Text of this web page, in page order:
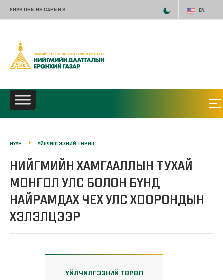
2026 ОНЫ 08 САРЫН 6 EN
НҮҮР ҮЙЛЧИЛГЭЭНИЙ ТӨРӨЛ
НИЙГМИЙН ХАМГААЛЛЫН ТУХАЙ
МОНГОЛ УЛС БОЛОН БҮНД
НАЙРАМДАХ ЧЕХ УЛС ХООРОНДЫН
ХЭЛЭЛЦЭЭР
ҮЙЛЧИЛГЭЭНИЙ ТӨРӨЛ